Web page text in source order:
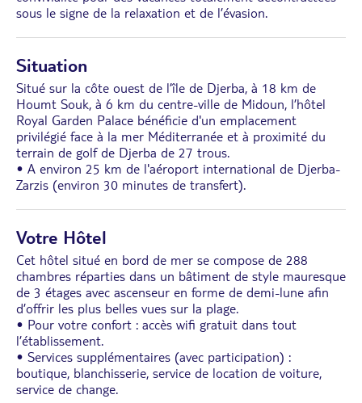
sous le signe de la relaxation et de l’évasion.
Situation
Situé sur la côte ouest de l’île de Djerba, à 18 km de
Houmt Souk, à 6 km du centre-ville de Midoun, l’hôtel
Royal Garden Palace bénéficie d'un emplacement
privilégié face à la mer Méditerranée et à proximité du
terrain de golf de Djerba de 27 trous.
• A environ 25 km de l'aéroport international de Djerba-
Zarzis (environ 30 minutes de transfert).
Votre Hôtel
Cet hôtel situé en bord de mer se compose de 288
chambres réparties dans un bâtiment de style mauresque
de 3 étages avec ascenseur en forme de demi-lune afin
d’offrir les plus belles vues sur la plage.
• Pour votre confort : accès wifi gratuit dans tout
l’établissement.
• Services supplémentaires (avec participation) :
boutique, blanchisserie, service de location de voiture,
service de change.